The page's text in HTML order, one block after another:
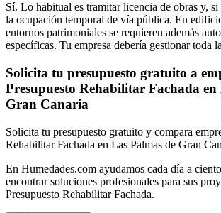
Sí. Lo habitual es tramitar licencia de obras y, si
la ocupación temporal de vía pública. En
entornos patrimoniales se requieren además
específicas. Tu empresa debería gestionar toda
Solicita tu presupuesto gratuito a
Presupuesto Rehabilitar Fachada en
Gran Canaria
Solicita tu presupuesto gratuito y compara
Rehabilitar Fachada en Las Palmas de Gran
En Humedades.com ayudamos cada día a
encontrar soluciones profesionales para sus
Presupuesto Rehabilitar Fachada.